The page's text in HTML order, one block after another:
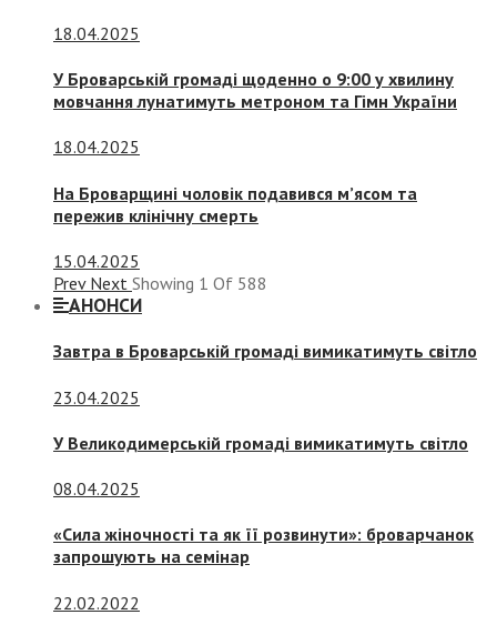
18.04.2025
У Броварській громаді щоденно о 9:00 у хвилину
мовчання лунатимуть метроном та Гімн України
18.04.2025
На Броварщині чоловік подавився м’ясом та
пережив клінічну смерть
15.04.2025
Prev Next Showing 1 Of 588
АНОНСИ
Завтра в Броварській громаді вимикатимуть світло
23.04.2025
У Великодимерській громаді вимикатимуть світло
08.04.2025
«Сила жіночності та як її розвинути»: броварчанок
запрошують на семінар
22.02.2022